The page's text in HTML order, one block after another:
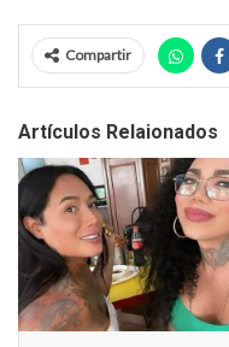
Compartir
Artículos Relaionados